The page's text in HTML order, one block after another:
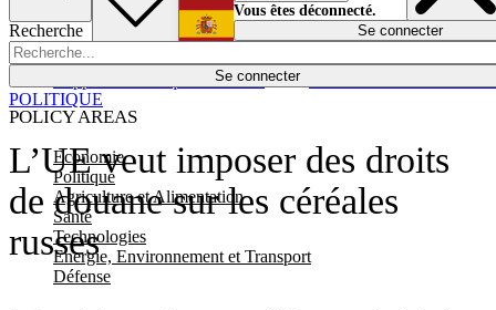
Recherche
Se connecter
POLICY AREAS
Economie
Politique
Agriculture et Alimentation
Santé
Technologies
Energie, Environnement et Transport
Défense
Économie
Español
Vous êtes déconnecté.
Se connecter
L’UE veut imposer des droits
de douane sur les céréales
russes
POLITIQUE